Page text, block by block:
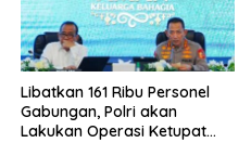
Libatkan 161 Ribu Personel
Gabungan, Polri akan
Lakukan Operasi Ketupat